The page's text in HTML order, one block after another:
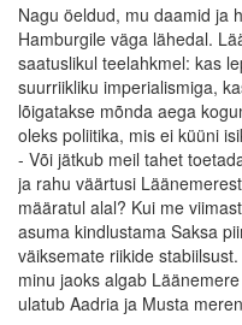
Nagu öeldud, mu daamid ja
Hamburgile väga lähedal.
saatuslikul teelahkmel: kas
suurriikliku imperialismiga,
lõigatakse mõnda aega
oleks poliitika, mis ei küüni
- Või jätkub meil tahet
ja rahu väärtusi
määratul alal? Kui me
asuma kindlustama Saksa
väiksemate riikide
minu jaoks algab
ulatub Aadria ja Musta